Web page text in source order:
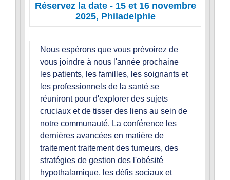
Réservez la date - 15 et 16 novembre
2025, Philadelphie
Nous espérons que vous prévoirez de
vous joindre à nous l'année prochaine
les patients, les familles, les soignants et
les professionnels de la santé se
réuniront pour d'explorer des sujets
cruciaux et de tisser des liens au sein de
notre communauté. La conférence les
dernières avancées en matière de
traitement traitement des tumeurs, des
stratégies de gestion des l'obésité
hypothalamique, les défis sociaux et